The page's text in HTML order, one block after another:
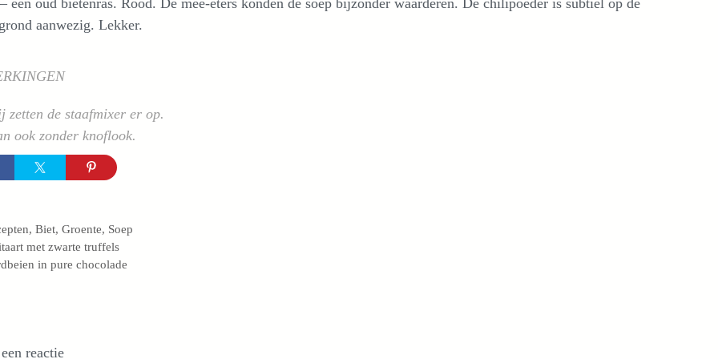
aanwezig. Lekker.
de staafmixer er op.
ook zonder knoflook.
,Biet,Groente, Soep
met zwarte truffels
in pure chocolade
reactie